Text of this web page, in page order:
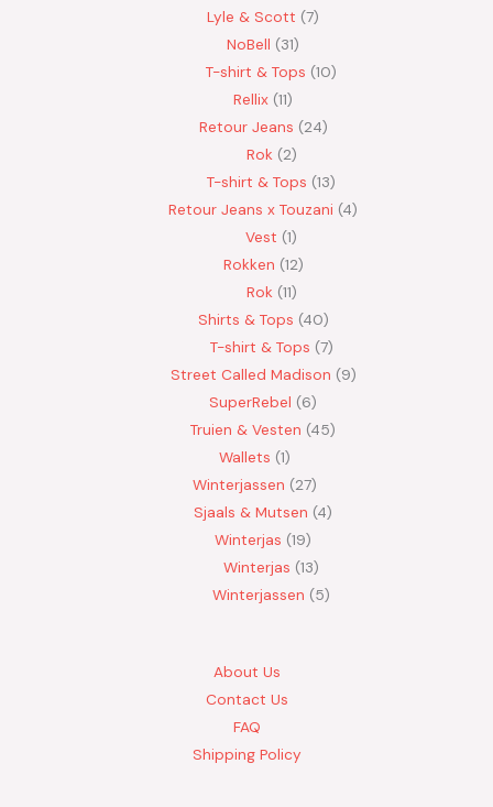
Lyle & Scott 7
NoBell
31
T-shirt & Tops 10
Rellix 11
Retour Jeans 24
Rok 2
T-shirt & Tops 13
Retour Jeans x Touzani 4
Vest 1
Rokken 12
Rok 11
Shirts & Tops 40
T-shirt & Tops 7
Street Called Madison 9
SuperRebel
6
Truien & Vesten 45
Wallets 1
Winterjassen
27
Sjaals & Mutsen 4
Winterjas 19
Winterjas 13
Winterjassen
5
About Us
Contact Us
FAQ
Shipping Policy